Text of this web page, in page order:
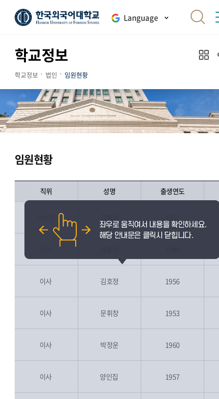
Language
학교정보
학교정보 법인 임원현황
임원현황
직위 성명 출생연도
이사 김호정 1956
이사 문휘창 1953
이사 박정운 1960
이사 양인집 1957